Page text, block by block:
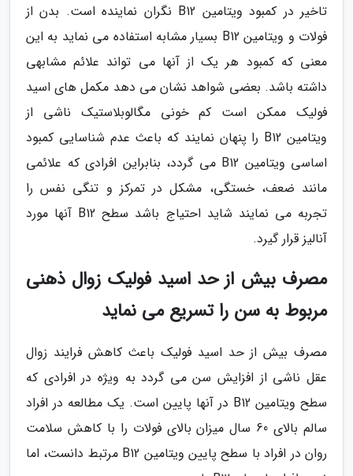
تاخیر در کمبود ویتامین B12 نگران نماینده است. بدن از
فولات و ویتامین B12 بسیار مشابه استفاده می نماید به این
معنی که کمبود هر یک از آنها می تواند علائم مشابهی
داشته باشد. بعضی شواهد نشان می دهد مکمل های اسید
فولیک ممکن است کم خونی مگالوبلاستیک ناشی از
ویتامین B12 را پنهان نمایند که باعث عدم شناسایی کمبود
اساسی ویتامین B12 می گردد، بنابراین افرادی که علائمی
مانند ضعف، خستگی، مشکل در تمرکز و تنگی نفس را
تجربه می نمایند شاید احتیاج باشد سطح B12 آنها مورد
آنالیز قرار گیرد.
مصرف بیش از حد اسید فولیک زوال ذهنی
مربوط به سن را تسریع می نماید
مصرف بیش از حد اسید فولیک باعث کاهش فرایند زوال
عقل ناشی از افزایش سن می گردد به ویژه در افرادی که
سطح ویتامین B12 در آنها پایین است. یک مطالعه در افراد
سالم بالای 60 سال میزان بالای فولات را با کاهش سلامت
روان در افراد با سطح پایین ویتامین B12 مرتبط دانست، اما